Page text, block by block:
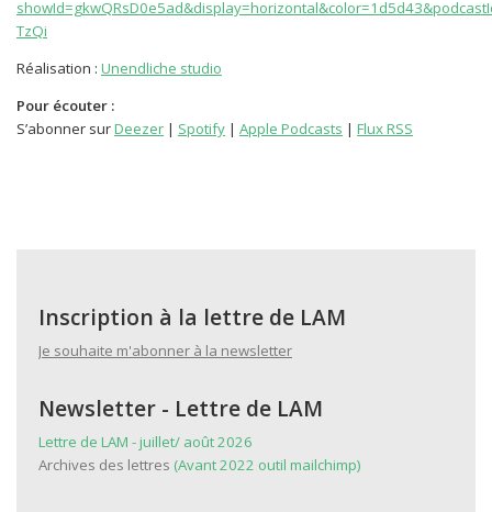
TzQi
Réalisation : Unendliche studio
Pour écouter :
S’abonner surDeezer | Spotify | Apple Podcasts | Flux RSS
Inscription à la lettre de LAM
Je souhaite m'abonner à la newsletter
Newsletter - Lettre de LAM
Lettre de LAM - juillet/ août 2026
Archives des lettres (Avant 2022 outil mailchimp)